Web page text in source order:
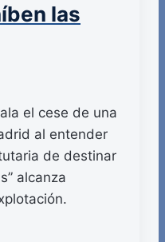
las
el cese de una
al entender
de destinar
alcanza